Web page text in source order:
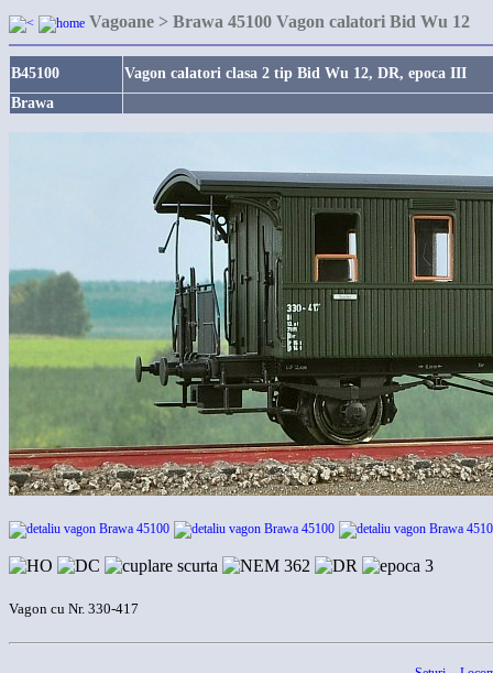
Vagoane > Brawa 45100 Vagon calatori Bid Wu 12
B45100
Vagon calatori clasa 2 tip Bid Wu 12, DR, epoca III
Brawa
Vagon cu Nr. 330-417